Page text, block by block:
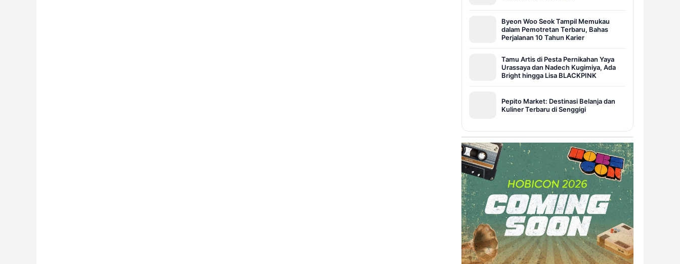
Byeon Woo Seok Tampil Memukau
dalam Pemotretan Terbaru, Bahas
Perjalanan 10 Tahun Karier
Tamu Artis di Pesta Pernikahan Yaya
Urassaya dan Nadech Kugimiya, Ada
Bright hingga Lisa BLACKPINK
Pepito Market: Destinasi Belanja dan
Kuliner Terbaru di Senggigi